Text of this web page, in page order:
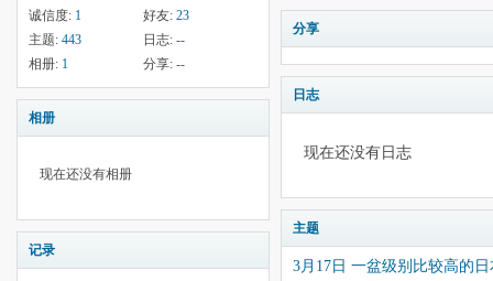
诚信度: 1 好友: 23
主题: 443 日志: --
相册: 1 分享: --
相册
现在还没有相册
记录
分享
日志
现在还没有日志
主题
3月17日 一盆级别比较高的